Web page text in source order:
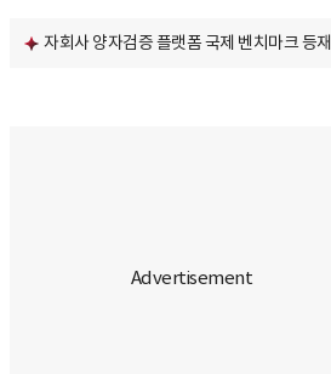
자회사 양자검증 플랫폼 국제 벤치마크 등재